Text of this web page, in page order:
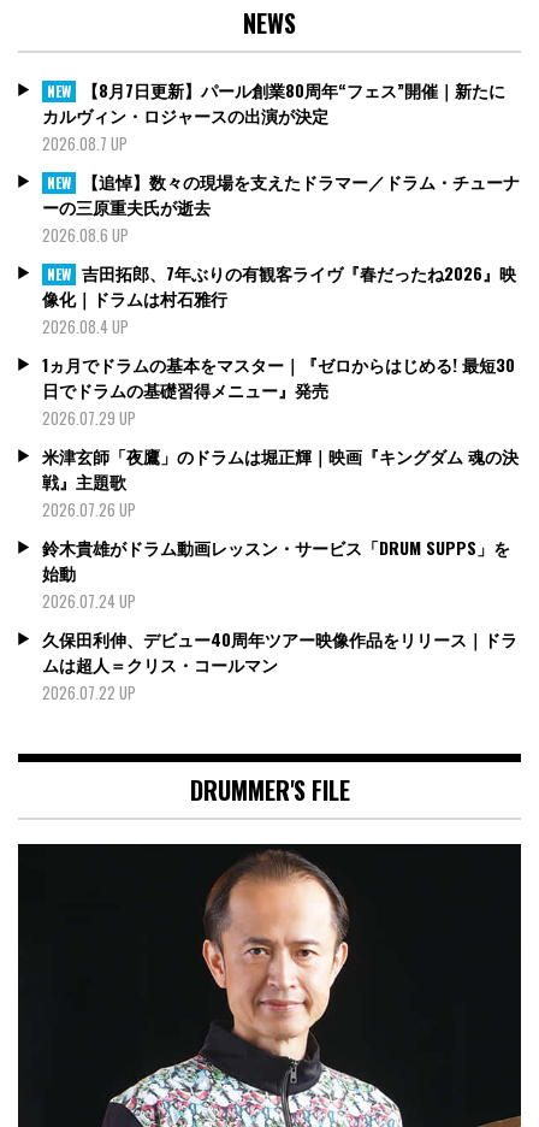
NEWS
NEW
【8月7日更新】パール創業80周年“フェス”開催｜新たに
カルヴィン・ロジャースの出演が決定
2026.08.7 UP
NEW
【追悼】数々の現場を支えたドラマー／ドラム・チューナ
ーの三原重夫氏が逝去
2026.08.6 UP
NEW 吉田拓郎、7年ぶりの有観客ライヴ『春だったね2026』映
像化｜ドラムは村石雅行
2026.08.4 UP
1ヵ月でドラムの基本をマスター｜『ゼロからはじめる! 最短30
日でドラムの基礎習得メニュー』発売
2026.07.29 UP
米津玄師「夜鷹」のドラムは堀正輝｜映画『キングダム 魂の決
戦』主題歌
2026.07.26 UP
鈴木貴雄がドラム動画レッスン・サービス「DRUM SUPPS」を
始動
2026.07.24 UP
久保田利伸、デビュー40周年ツアー映像作品をリリース｜ドラ
ムは超人＝クリス・コールマン
2026.07.22 UP
DRUMMER'S FILE